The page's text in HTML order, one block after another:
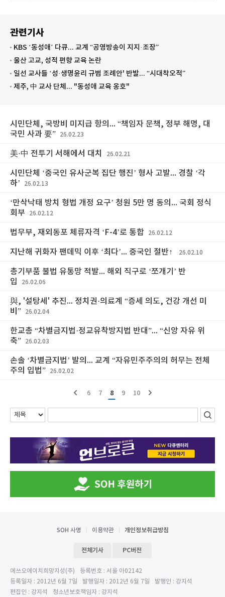
관련기사
KBS ‘동성애’ 다큐... 교계 “공영방송이 지지·조장”
울산 고교, 성적 편향 교육 논란
일선 교사들 ‘성·생명윤리 규범 조례안' 반발... “시대착오적”
제주, 中 교사 단체... "동성애 교육 옹호"
시민단체, 국방비 미지급 항의... “책임자 문책, 정부 해명, 대
국민 사과 要”
26.02.23
美·中 전투기 서해에서 대치 26.02.21
시민단체 ‘중국인 유사군복 집단 행진’ 형사 고발... 경찰 ‘각
하’
26.02.13
‘만삭낙태 방치 형법 개정 요구’ 청원 5만 명 동의... 국회 정식
회부
26.02.12
법무부, 재외동포 체류자격 ‘F-4’로 통합 26.02.12
지난해 귀화자 팬데믹 이후 ‘최다’... 중국인 절반↑ 26.02.10
총기부품 불법 유통망 적발... 해외 직구로 ‘쪼개기’ 반
입
26.02.06
與, '설탕세' 추진... 정치권·의료계 “증세 의도, 건강 개선 미
비”
26.02.04
한교총 “차별금지법·정교유착방지법 반대”... “신앙 자유 위
축”
26.02.03
손솔 ‘차별금지법’ 발의... 교계 “자유민주주의의 허무는 전체
주의 입법”
26.02.02
6 7 8 9 10
SOH 사명 이용약관 개인정보취급방침
전체기사 PC버전
에쓰오에이치희망지성(주)
등록번호 : 서울 아02142
등록일자 : 2012년 6월 7일
발행일자 : 2012년 6월 7일
발행인 : 강지석
편집인 : 강지석
청소년보호책임자 : 강지석